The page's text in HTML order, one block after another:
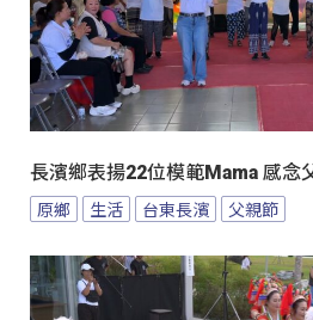
長濱鄉表揚22位模範Mama 感念
原鄉 生活 台東長濱 父親節